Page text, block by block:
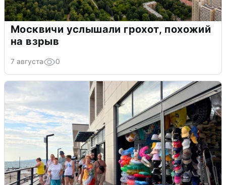
Москвичи услышали грохот, похожий
на взрыв
7 августа 0